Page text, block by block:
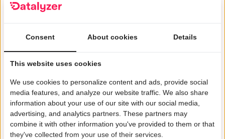
„Datalyzer hat uns dabei geholfen,
Qualitätsdaten aus allen Prozessen
automatisch zu verknüpfen, um
Dave Beeren
Yield engineer, Philips
Consent About cookies Details
This website uses cookies
We use cookies to personalize content and ads, provide social
media features, and analyze our website traffic. We also share
information about your use of our site with our social media,
advertising, and analytics partners. These partners may
combine it with other information you've provided to them or that
they've collected from your use of their services.